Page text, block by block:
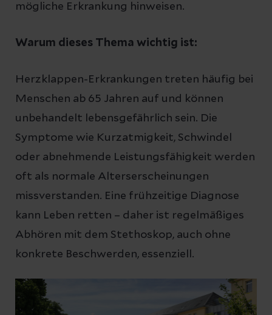
mögliche Erkrankung hinweisen.
Warum dieses Thema wichtig ist:
Herzklappen-Erkrankungen treten häufig bei
Menschen ab 65 Jahren auf und können
unbehandelt lebensgefährlich sein. Die
Symptome wie Kurzatmigkeit, Schwindel
oder abnehmende Leistungsfähigkeit werden
oft als normale Alterserscheinungen
missverstanden. Eine frühzeitige Diagnose
kann Leben retten – daher ist regelmäßiges
Abhören mit dem Stethoskop, auch ohne
konkrete Beschwerden, essenziell.